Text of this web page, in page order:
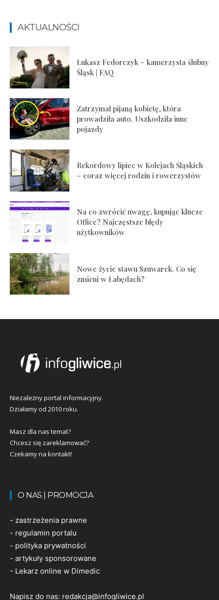
AKTUALNOŚCI
Łukasz Fedorczyk – kamerzysta ślubny
Śląsk | FAQ
Zatrzymał pijaną kobietę, która
prowadziła auto. Uszkodziła inne
pojazdy
Rekordowy lipiec w Kolejach Śląskich
– coraz więcej rodzin i rowerzystów
Na co zwrócić uwagę, kupując klucze
Office? Najczęstsze błędy
użytkowników
Nowe życie stawu Szuwarek. Co się
zmieni w Łabędach?
Niezależny portal informacyjny.
Działamy od 2010 roku.
Masz dla nas temat?
Chcesz się zareklamować?
Czekamy na kontakt!
O NAS | PROMOCJA
- zastrzeżenia prawne
- regulamin portalu
- polityka prywatności
- artykuły sponsorowane
- Lekarz online w Dimedic
Napisz do nas: redakcja@infogliwice.pl